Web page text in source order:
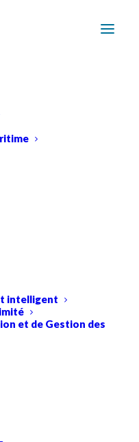
intelligent
et de Gestion des
multidisciplinaire
là ici.
L'ÉQUIPE